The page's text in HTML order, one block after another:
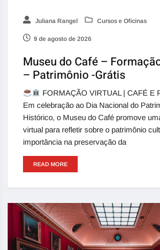
Juliana Rangel Cursos e Oficinas
9 de agosto de 2026
Museu do Café –
– Patrimônio -Grátis
FORMAÇÃO VIRTUAL | CAFÉ E
Em celebração ao Dia Nacional do
Histórico, o Museu do Café promove
virtual para refletir sobre o patrimônio
importância na preservação da
READ MORE